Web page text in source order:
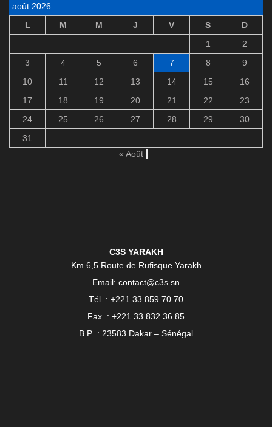
août 2026
L
M M J V S
D
1
2
3
4 5 6 7 8
9
10
11 12 13 14 15
16
17
18 19 20 21 22
23
24
25 26 27 28 29
30
31
« Août
C3S YARAKH
Km 6,5 Route de Rufisque Yarakh
Email: contact@c3s.sn
Tél : +221 33 859 70 70
Fax : +221 33 832 36 85
B.P : 23583 Dakar – Sénégal